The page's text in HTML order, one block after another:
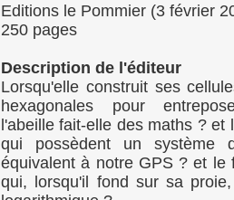
Editions le Pommier (3 février
250 pages
Description de l'éditeur
Lorsqu'elle construit ses
hexagonales pour
l'abeille fait-elle des maths ? et
qui possèdent un système
équivalent à notre GPS ? et le
qui, lorsqu'il fond sur sa